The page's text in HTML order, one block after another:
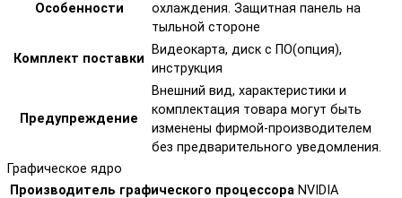
Особенности
охлаждения. Защитная панель на
тыльной стороне
Комплект поставки
Видеокарта, диск с ПО(опция),
инструкция
Предупреждение
Внешний вид, характеристики и
комплектация товара могут быть
изменены фирмой-производителем
без предварительного уведомления.
Графическое ядро
Производитель графического процессора NVIDIA